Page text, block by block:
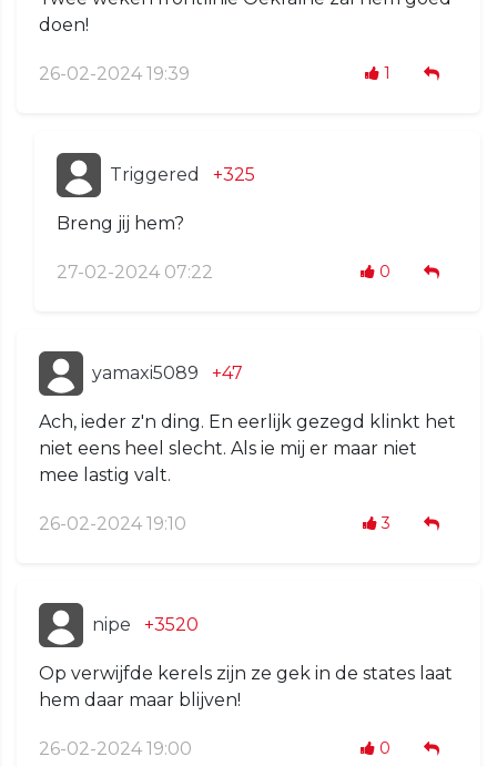
doen!
26-02-2024 19:39 1
Triggered +325
Breng jij hem?
27-02-2024 07:22 0
yamaxi5089 +47
Ach, ieder z'n ding. En eerlijk gezegd klinkt het
niet eens heel slecht. Als ie mij er maar niet
mee lastig valt.
26-02-2024 19:10 3
nipe +3520
Op verwijfde kerels zijn ze gek in de states laat
hem daar maar blijven!
26-02-2024 19:00 0